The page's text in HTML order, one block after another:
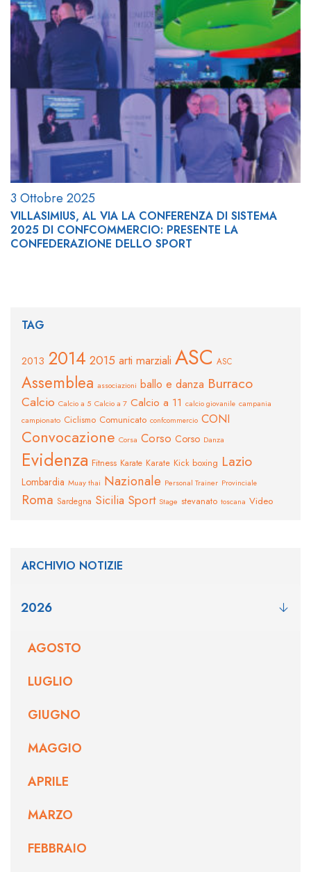
3 Ottobre 2025
VILLASIMIUS, AL VIA LA CONFERENZA DI SISTEMA
2025 DI CONFCOMMERCIO: PRESENTE LA
CONFEDERAZIONE DELLO SPORT
TAG
2013 2014 2015 arti marziali ASC ASC
Assemblea associazioni ballo e danza Burraco
Calcio Calcio a 5 Calcio a 7 Calcio a 11 calcio giovanile campania
campionato Ciclismo Comunicato confcommercio CONI
Convocazione Corsa Corso Corso Danza
Evidenza Fitness Karate Karate Kick boxing Lazio
Lombardia Muay thai Nazionale Personal Trainer Provinciale
Roma Sardegna Sicilia Sport Stage stevanato toscana Video
ARCHIVIO NOTIZIE
2026
AGOSTO
LUGLIO
GIUGNO
MAGGIO
APRILE
MARZO
FEBBRAIO